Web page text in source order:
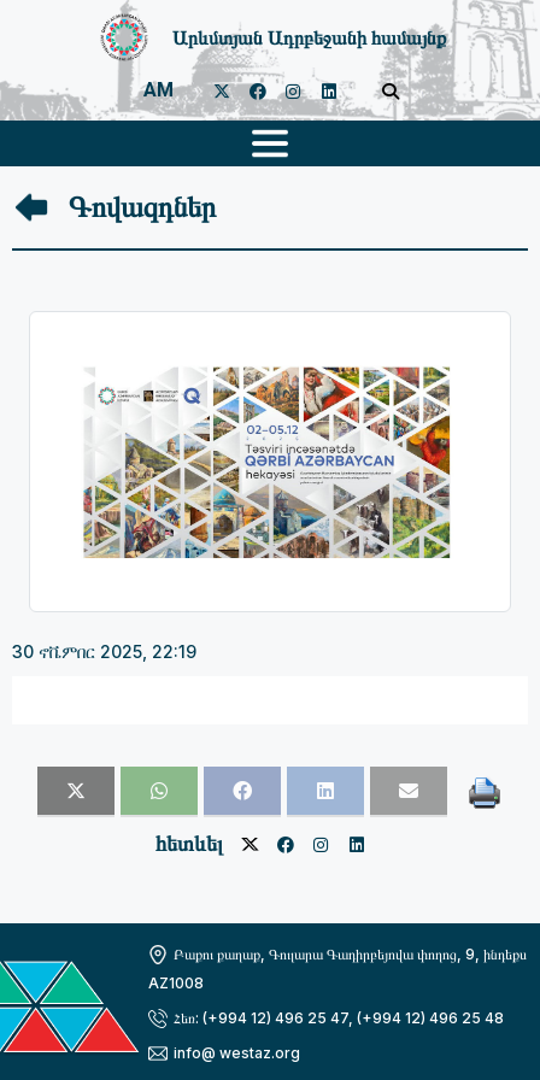
Արևմտյան Ադրբեջանի համայնք
AM
Գովազդներ
30 ኖቬምበር 2025, 22:19
հետևել
Բաքու քաղաք, Գուլարա Գադիրբեյովա փողոց, 9, ինդեքս
AZ1008
Հեռ: (+994 12) 496 25 47, (+994 12) 496 25 48
info@ westaz.org